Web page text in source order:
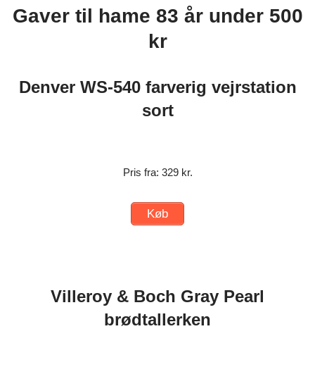
Gaver til hame 83 år under 500
kr
Denver WS-540 farverig vejrstation
sort
Pris fra: 329 kr.
Køb
Villeroy & Boch Gray Pearl
brødtallerken